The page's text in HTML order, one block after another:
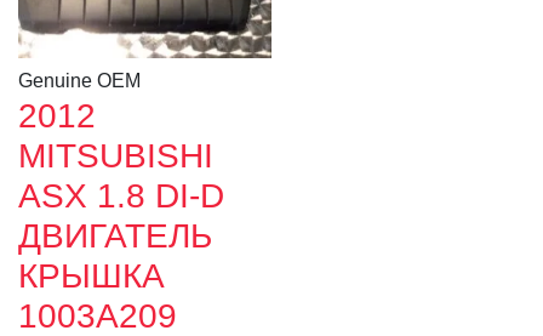
Genuine OEM
2012
MITSUBISHI
ASX 1.8 DI-D
ДВИГАТЕЛЬ
КРЫШКА
1003A209